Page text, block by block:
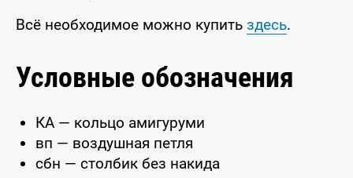
Всё необходимое можно купить здесь.
Условные обозначения
КА — кольцо амигуруми
вп — воздушная петля
сбн — столбик без накида